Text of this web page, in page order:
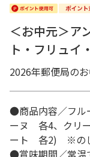
＜お中元＞ア
ト・フリュイ
2026年郵便局の
●商品内容／フル
ーヌ 各4、クリ
ート 各2) ※の
●賞味期間／常